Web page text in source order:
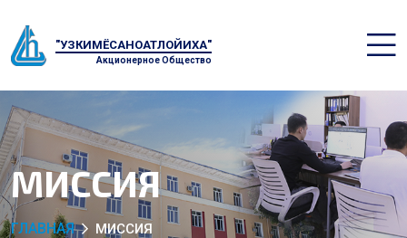
"УЗКИМЁСАНОАТЛОЙИХА"
Акционерное Общество
МИССИЯ
ГЛАВНАЯ МИССИЯ